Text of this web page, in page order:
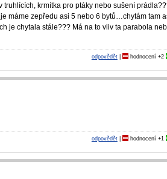
krmítka pro ptáky nebo sušení
máme zepředu asi 5 nebo 6 bytů…chytám tam
je chytala stále??? Má na to vliv ta parabola
odpovědět| hodnocení +2
odpovědět| hodnocení +1